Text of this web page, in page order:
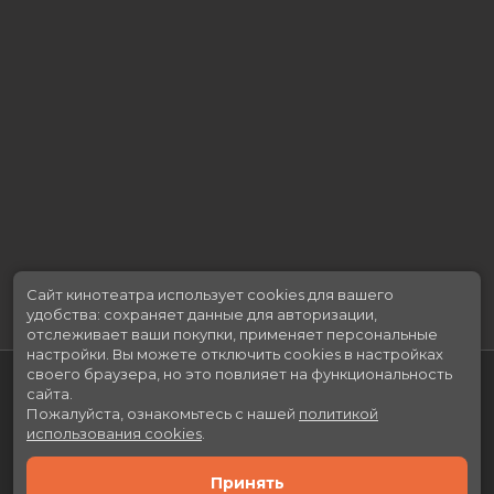
Сайт кинотеатра использует cookies для вашего
удобства: сохраняет данные для авторизации,
отслеживает ваши покупки, применяет персональные
настройки. Вы можете отключить cookies в настройках
своего браузера, но это повлияет на функциональность
сайта.
Пожалуйста, ознакомьтесь с нашей политикой
использования cookies
Принять